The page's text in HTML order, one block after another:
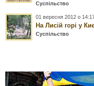
Суспільство
01 вересня 2012 о
На Лисій горі у
Суспільство